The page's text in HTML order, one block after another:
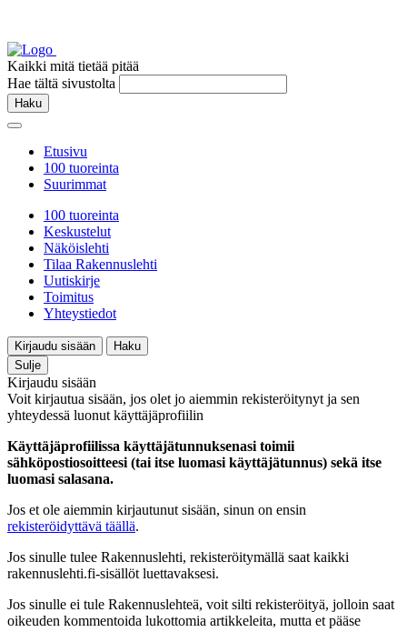
Kaikki mitä tietää pitää
Hae tältä sivustolta
Haku
Etusivu
100 tuoreinta
Suurimmat
100 tuoreinta
Keskustelut
Näköislehti
Tilaa Rakennuslehti
Uutiskirje
Toimitus
Yhteystiedot
Kirjaudu sisään
Haku
Sulje
Kirjaudu sisään
Voit kirjautua sisään, jos olet jo aiemmin rekisteröitynyt ja sen
yhteydessä luonut käyttäjäprofiilin
Käyttäjäprofiilissa käyttäjätunnuksenasi toimii
sähköpostiosoitteesi (tai itse luomasi käyttäjätunnus) sekä itse
luomasi salasana.
Jos et ole aiemmin kirjautunut sisään, sinun on ensin
rekisteröidyttävä täällä.
Jos sinulle tulee Rakennuslehti, rekisteröitymällä saat kaikki
rakennuslehti.fi-sisällöt luettavaksesi.
Jos sinulle ei tule Rakennuslehteä, voit silti rekisteröityä, jolloin saat
oikeuden kommentoida lukottomia artikkeleita, mutta et pääse